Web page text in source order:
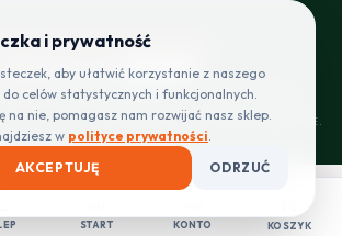
START KONTO KOSZYK
I BEZPIECZNE PŁATNOŚCI
REGULAMIN
CENNIK
DOSTAW
ZWROTY I
REKLAMACJE
- KNURÓW. WSZYSTKIE PRAWA ZASTRZEŻONE.
i prywatność
aby ułatwić korzystanie z naszego
celów statystycznych i funkcjonalnych.
na nie, pomagasz nam rozwijać nasz sklep.
w polityce prywatności.
AKCEPTUJĘ
ODRZUĆ